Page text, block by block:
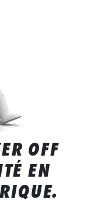
OFF
EN